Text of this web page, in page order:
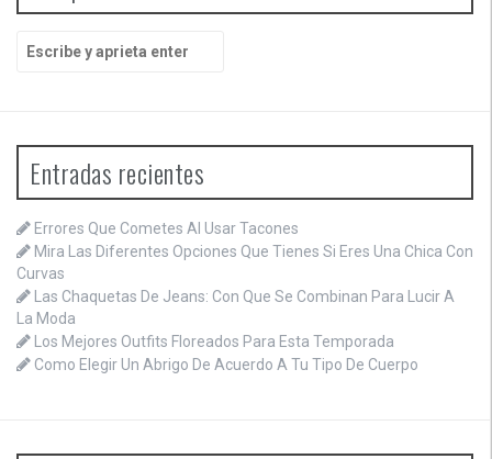
r
o
:
Entradas recientes
Errores Que Cometes Al Usar Tacones
Mira Las Diferentes Opciones Que Tienes Si Eres Una Chica Con
Curvas
Las Chaquetas De Jeans: Con Que Se Combinan Para Lucir A
La Moda
Los Mejores Outfits Floreados Para Esta Temporada
Como Elegir Un Abrigo De Acuerdo A Tu Tipo De Cuerpo